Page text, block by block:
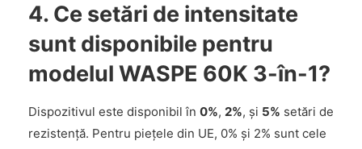
4. Ce setări de intensitate
sunt disponibile pentru
modelul WASPE 60K 3-în-1?
Dispozitivul este disponibil în 0%, 2%, și 5% setări de
rezistență. Pentru piețele din UE, 0% și 2% sunt cele